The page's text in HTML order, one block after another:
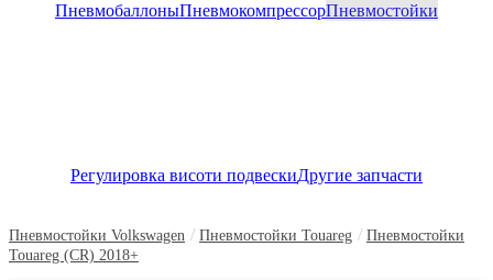
ПневмобаллоныПневмокомпрессорПневмостойки
Регулировка висоти подвескиДругие запчасти
Пневмостойки Volkswagen / Пневмостойки Touareg / Пневмостойки
Touareg (CR) 2018+